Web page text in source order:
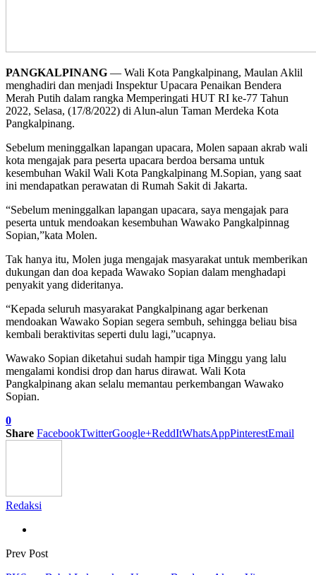
PANGKALPINANG — Wali Kota Pangkalpinang, Maulan Aklil
menghadiri dan menjadi Inspektur Upacara Penaikan Bendera
Merah Putih dalam rangka Memperingati HUT RI ke-77 Tahun
2022, Selasa, (17/8/2022) di Alun-alun Taman Merdeka Kota
Pangkalpinang.
Sebelum meninggalkan lapangan upacara, Molen sapaan akrab wali
kota mengajak para peserta upacara berdoa bersama untuk
kesembuhan Wakil Wali Kota Pangkalpinang M.Sopian, yang saat
ini mendapatkan perawatan di Rumah Sakit di Jakarta.
“Sebelum meninggalkan lapangan upacara, saya mengajak para
peserta untuk mendoakan kesembuhan Wawako Pangkalpinnag
Sopian,”kata Molen.
Tak hanya itu, Molen juga mengajak masyarakat untuk memberikan
dukungan dan doa kepada Wawako Sopian dalam menghadapi
penyakit yang dideritanya.
“Kepada seluruh masyarakat Pangkalpinang agar berkenan
mendoakan Wawako Sopian segera sembuh, sehingga beliau bisa
kembali beraktivitas seperti dulu lagi,”ucapnya.
Wawako Sopian diketahui sudah hampir tiga Minggu yang lalu
mengalami kondisi drop dan harus dirawat. Wali Kota
Pangkalpinang akan selalu memantau perkembangan Wawako
Sopian.
0
Share FacebookTwitterGoogle+ReddItWhatsAppPinterestEmail
Redaksi
Prev Post